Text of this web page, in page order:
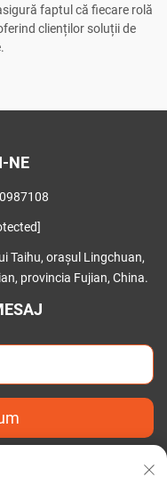
faptul că fiecare rolă
clienților soluții de
NE
Taihu, orașul Lingchuan,
provincia Fujian, China.